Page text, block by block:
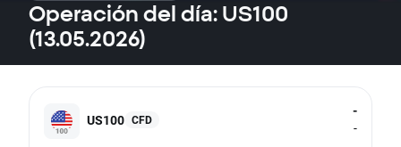
Operación del día: US100
(13.05.2026)
US100 CFD
-
-